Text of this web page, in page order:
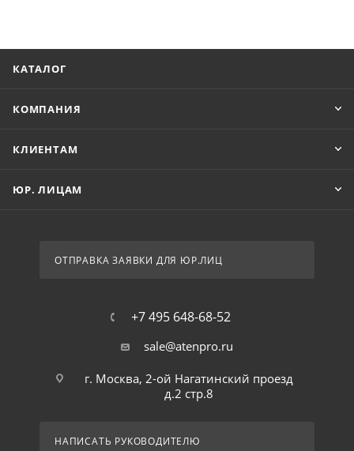
КАТАЛОГ
КОМПАНИЯ
КЛИЕНТАМ
ЮР. ЛИЦАМ
ОТПРАВКА ЗАЯВКИ ДЛЯ ЮР.ЛИЦ
+7 495 648-68-52
sale@atenpro.ru
г. Москва, 2-ой Нагатинский проезд
д.2 стр.8
НАПИСАТЬ РУКОВОДИТЕЛЮ